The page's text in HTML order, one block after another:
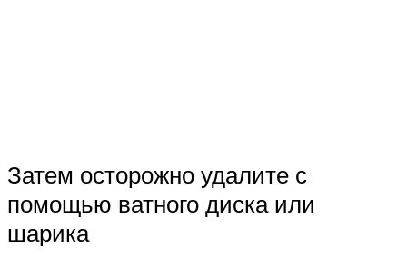
Затем осторожно удалите с
помощью ватного диска или
шарика